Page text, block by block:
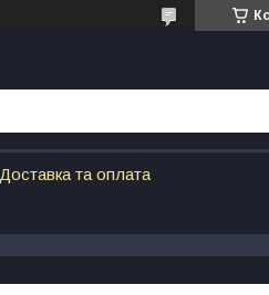
Доставка та оплата